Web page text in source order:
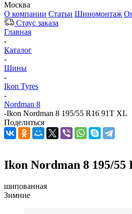
Москва
О компании Статьи Шиномонтаж
Стаус заказа
Главная
-
Каталог
-
Шины
-
Ikon Tyres
-
Nordman 8
-Ikon Nordman 8 195/55 R16 91T XL
Поделиться
Ikon Nordman 8 195/55
шипованная
Зимние